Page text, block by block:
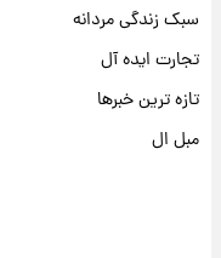
سبک زندگی مردانه
تجارت ایده آل
تازه ترین خبرها
مبل ال